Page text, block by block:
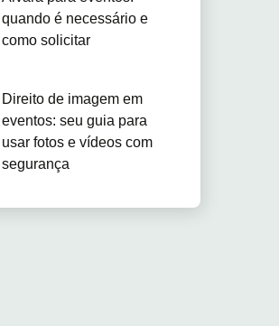
quando é necessário e
como solicitar
Direito de imagem em
eventos: seu guia para
usar fotos e vídeos com
segurança